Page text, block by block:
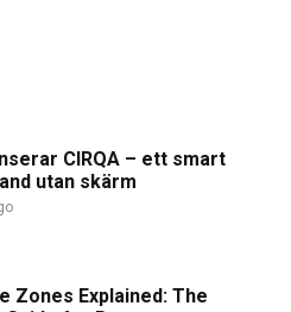
CIRQA – ett smart
utan skärm
Zones Explained: The